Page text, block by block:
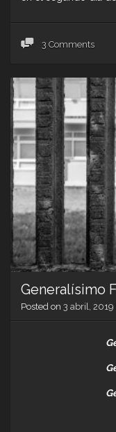
3 Comments
Generalísimo
Posted on 3 abril, 2019